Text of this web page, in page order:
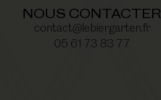
NOUS CONTACTER
contact@lebiergarten.fr
05 61 73 83 77